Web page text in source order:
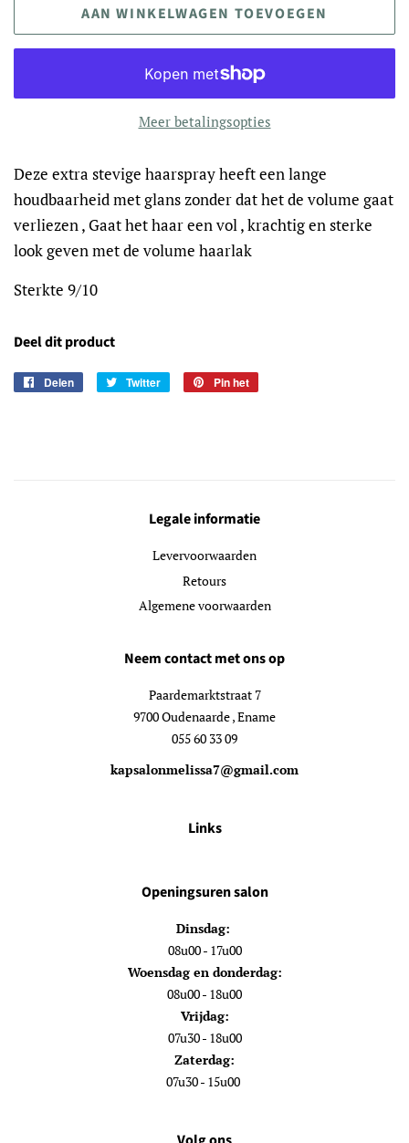
AAN WINKELWAGEN TOEVOEGEN
Meer betalingsopties
Deze extra stevige haarspray heeft een lange
houdbaarheid met glans zonder dat het de volume gaat
verliezen , Gaat het haar een vol , krachtig en sterke
look geven met de volume haarlak
Sterkte 9/10
Deel dit product
Delen
Delen
Twitter
Twitteren Pin het
Legale informatie
Levervoorwaarden
Retours
Algemene voorwaarden
Neem contact met ons op
Paardemarktstraat 7
9700 Oudenaarde , Ename
055 60 33 09
kapsalonmelissa7@gmail.com
Links
Openingsuren salon
Dinsdag:
08u00 - 17u00
Woensdag en donderdag:
08u00 - 18u00
Vrijdag:
07u30 - 18u00
Zaterdag:
07u30 - 15u00